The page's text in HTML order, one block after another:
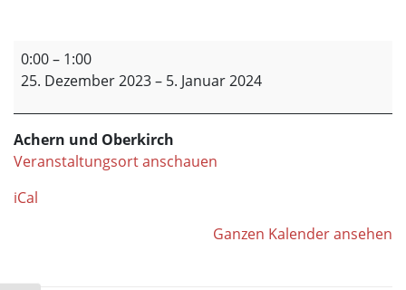
Weihnachtsferien
0:00– 1:00
25. Dezember 2023– 5. Januar 2024
Achern und Oberkirch
Veranstaltungsort anschauen
iCal
Ganzen Kalender ansehen